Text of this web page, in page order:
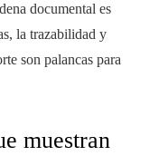
documental es
la trazabilidad y
son palancas para
muestran